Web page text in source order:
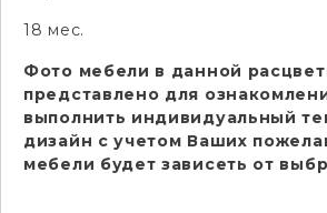
18 мес.
Фото мебели в данной
представлено для
выполнить индивидуальный
дизайн с учетом Ваших
мебели будет зависеть от